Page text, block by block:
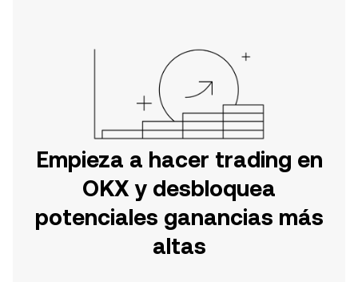
Empieza a hacer trading en
OKX y desbloquea
potenciales ganancias más
altas